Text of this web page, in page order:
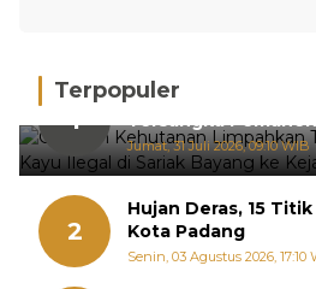
Terpopuler
1
Gakkum Kehutanan
Tersangka
Sariak Bayang ke
Jumat, 31 Juli 2026, 09:10 WIB
2
Hujan Deras, 15
Kota Padang
Senin, 03 Agustus 2026, 17:10